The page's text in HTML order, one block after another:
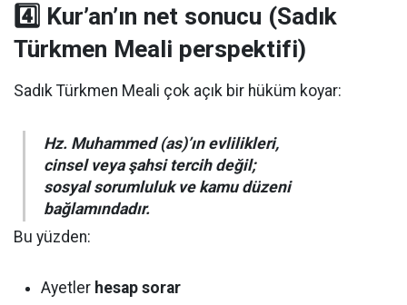
4️⃣ Kur’an’ın net sonucu (Sadık
Türkmen Meali perspektifi)
Sadık Türkmen Meali çok açık bir hüküm koyar:
Hz. Muhammed (as)’ın evlilikleri,
cinsel veya şahsi tercih değil;
sosyal sorumluluk ve kamu düzeni
bağlamındadır.
Bu yüzden:
Ayetler hesap sorar